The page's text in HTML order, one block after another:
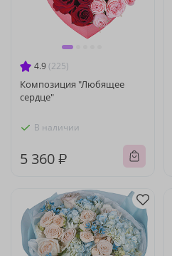
4.9 (225)
Композиция "Любящее
сердце"
В наличии
5 360 ₽